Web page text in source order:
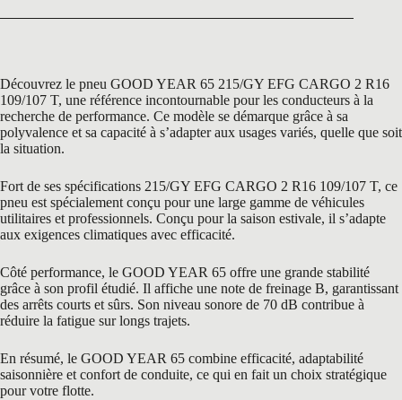
Découvrez le pneu GOOD YEAR 65 215/GY EFG CARGO 2 R16
109/107 T, une référence incontournable pour les conducteurs à la
recherche de performance. Ce modèle se démarque grâce à sa
polyvalence et sa capacité à s’adapter aux usages variés, quelle que soit
la situation.
Fort de ses spécifications 215/GY EFG CARGO 2 R16 109/107 T, ce
pneu est spécialement conçu pour une large gamme de véhicules
utilitaires et professionnels. Conçu pour la saison estivale, il s’adapte
aux exigences climatiques avec efficacité.
Côté performance, le GOOD YEAR 65 offre une grande stabilité
grâce à son profil étudié. Il affiche une note de freinage B, garantissant
des arrêts courts et sûrs. Son niveau sonore de 70 dB contribue à
réduire la fatigue sur longs trajets.
En résumé, le GOOD YEAR 65 combine efficacité, adaptabilité
saisonnière et confort de conduite, ce qui en fait un choix stratégique
pour votre flotte.